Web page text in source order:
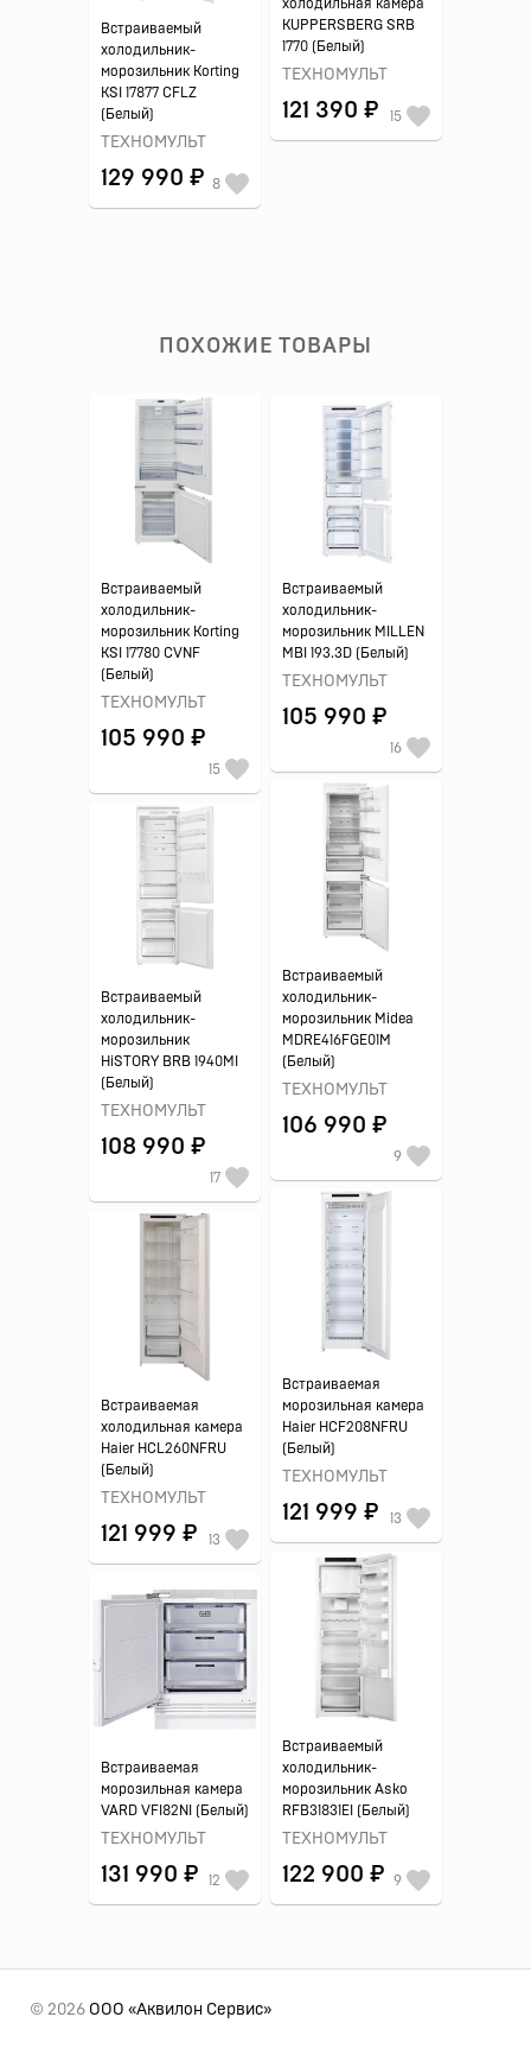
холодильная камера
KUPPERSBERG SRB
1770 (Белый)
ТЕХНОМУЛЬТ
121 390 ₽ 15
Встраиваемый
холодильник-
морозильник Korting
KSI 17877 CFLZ
(Белый)
ТЕХНОМУЛЬТ
129 990 ₽ 8
ПОХОЖИЕ ТОВАРЫ
Встраиваемый
холодильник-
морозильник Korting
KSI 17780 CVNF
(Белый)
ТЕХНОМУЛЬТ
105 990 ₽
15
Встраиваемый
холодильник-
морозильник MILLEN
MBI 193.3D (Белый)
ТЕХНОМУЛЬТ
105 990 ₽
16
Встраиваемый
холодильник-
морозильник Midea
MDRE416FGE01M
(Белый)
ТЕХНОМУЛЬТ
106 990 ₽
9
Встраиваемый
холодильник-
морозильник
HiSTORY BRB 1940MI
(Белый)
ТЕХНОМУЛЬТ
108 990 ₽
17
Встраиваемая
морозильная камера
Haier HCF208NFRU
(Белый)
ТЕХНОМУЛЬТ
121 999 ₽ 13
Встраиваемая
холодильная камера
Haier HCL260NFRU
(Белый)
ТЕХНОМУЛЬТ
121 999 ₽ 13
Встраиваемый
холодильник-
морозильник Asko
RFB31831EI (Белый)
ТЕХНОМУЛЬТ
122 900 ₽ 9
Встраиваемая
морозильная камера
VARD VFI82NI (Белый)
ТЕХНОМУЛЬТ
131 990 ₽ 12
© 2026 ООО «Аквилон Сервис»